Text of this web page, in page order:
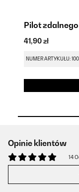
Pilot
41,90 zł
NUMER ARTYKUŁU:
Opinie klientów
14